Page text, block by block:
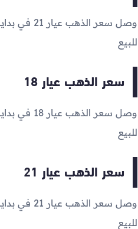
وصل سعر الذهب عيار 21 في بداية تعاملات اليوم إلى
للبيع
سعر الذهب عيار 18
وصل سعر الذهب عيار 18 في بداية تعاملات اليوم إلى
للبيع
سعر الذهب عيار 21
وصل سعر الذهب عيار 21 في بداية تعاملات اليوم إلى
للبيع